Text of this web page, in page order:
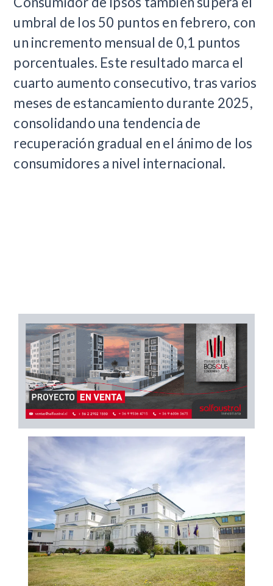
umbral de los 50 puntos en febrero, con
un incremento mensual de 0,1 puntos
porcentuales. Este resultado marca el
cuarto aumento consecutivo, tras varios
meses de estancamiento durante 2025,
consolidando una tendencia de
recuperación gradual en el ánimo de los
consumidores a nivel internacional.